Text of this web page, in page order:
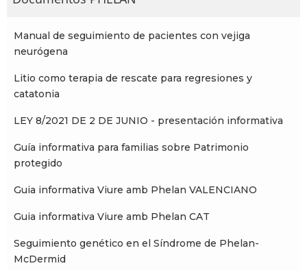
Manual de seguimiento de pacientes con vejiga
neurógena
Litio como terapia de rescate para regresiones y
catatonia
LEY 8/2021 DE 2 DE JUNIO - presentación informativa
Guía informativa para familias sobre Patrimonio
protegido
Guia informativa Viure amb Phelan VALENCIANO
Guia informativa Viure amb Phelan CAT
Seguimiento genético en el Síndrome de Phelan-
McDermid